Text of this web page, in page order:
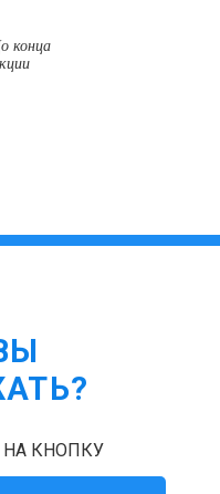
конца
КНОПКУ